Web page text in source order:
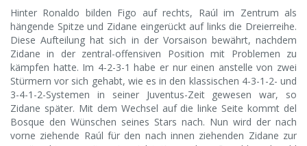
Hinter Ronaldo bilden Figo auf rechts, Raúl im Zentrum als
hängende Spitze und Zidane eingerückt auf links die Dreierreihe.
Diese Aufteilung hat sich in der Vorsaison bewährt, nachdem
Zidane in der zentral-offensiven Position mit Problemen zu
kämpfen hatte. Im 4-2-3-1 habe er nur einen anstelle von zwei
Stürmern vor sich gehabt, wie es in den klassischen 4-3-1-2- und
3-4-1-2-Systemen in seiner Juventus-Zeit gewesen war, so
Zidane später. Mit dem Wechsel auf die linke Seite kommt del
Bosque den Wünschen seines Stars nach. Nun wird der nach
vorne ziehende Raúl für den nach innen ziehenden Zidane zur